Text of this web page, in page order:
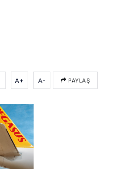
A+ A- PAYLAŞ